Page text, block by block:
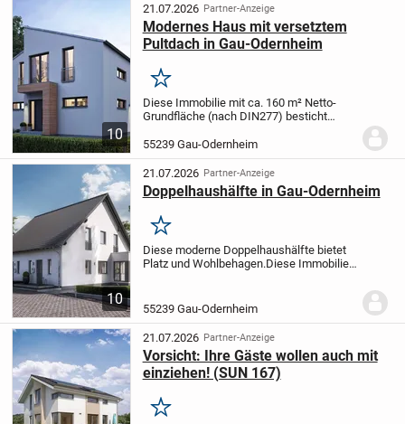
10
21.07.2026 Partner-Anzeige
Modernes Haus mit versetztem
Pultdach in Gau-Odernheim
Merken
Diese Immobilie mit ca. 160 m² Netto-
Grundfläche (nach DIN277) besticht
und moderne Optik.Die Luft-Wasser-
Wärmepumpe mit der Belüftungsanlage
sorgt für...
55239 Gau-Odernheim
10
21.07.2026 Partner-Anzeige
Doppelhaushälfte in Gau-Odernheim
Merken
Diese moderne Doppelhaushälfte bietet
Platz und Wohlbehagen.Diese Immobilie
Grundriss und der Haustechnik die
55239 Gau-Odernheim
21.07.2026 Partner-Anzeige
Vorsicht: Ihre Gäste wollen auch mit
einziehen! (SUN 167)
Merken